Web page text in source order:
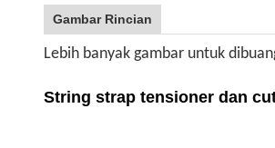
Gambar Rincian
Lebih banyak gambar untuk
String strap tensioner dan